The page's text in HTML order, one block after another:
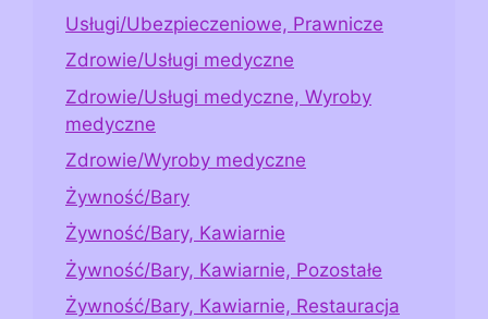
Usługi/Ubezpieczeniowe, Prawnicze
Zdrowie/Usługi medyczne
Zdrowie/Usługi medyczne, Wyroby
medyczne
Zdrowie/Wyroby medyczne
Żywność/Bary
Żywność/Bary, Kawiarnie
Żywność/Bary, Kawiarnie, Pozostałe
Żywność/Bary, Kawiarnie, Restauracja